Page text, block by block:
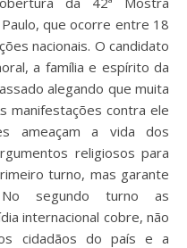
que ocorre entre 18
nacionais. O candidato
a família e espírito da
alegando que muita
manifestações contra ele
ameaçam a vida dos
religiosos para
turno, mas garante
segundo turno as
internacional cobre, não
cidadãos do país e a